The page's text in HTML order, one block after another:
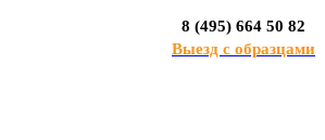
8 (495) 664 50 82
Выезд с образцами